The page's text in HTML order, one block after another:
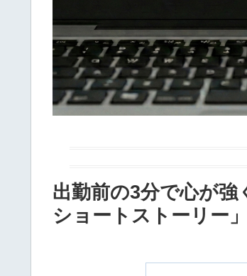
出勤前の3分で心が
ショートストーリー」